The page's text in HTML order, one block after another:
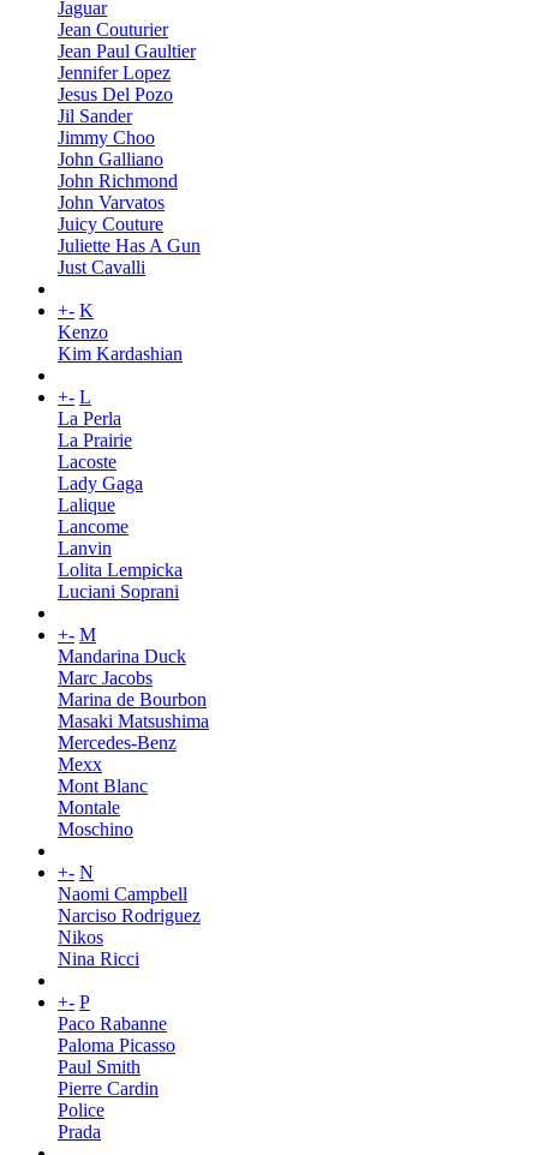
Jaguar
Jean Couturier
Jean Paul Gaultier
Jennifer Lopez
Jesus Del Pozo
Jil Sander
Jimmy Choo
John Galliano
John Richmond
John Varvatos
Juicy Couture
Juliette Has A Gun
Just Cavalli
+- K
Kenzo
Kim Kardashian
+- L
La Perla
La Prairie
Lacoste
Lady Gaga
Lalique
Lancome
Lanvin
Lolita Lempicka
Luciani Soprani
+- M
Mandarina Duck
Marc Jacobs
Marina de Bourbon
Masaki Matsushima
Mercedes-Benz
Mexx
Mont Blanc
Montale
Moschino
+- N
Naomi Campbell
Narciso Rodriguez
Nikos
Nina Ricci
+- P
Paco Rabanne
Paloma Picasso
Paul Smith
Pierre Cardin
Police
Prada